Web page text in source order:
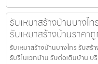
รับเหมาสร้างบ้านบางไ
รับเหมาสร้างบ้านราคา
รับเหมาสร้างบ้านบางไทร รับสร้
รับรีโนเวทบ้าน รับต่อเติมบ้าน